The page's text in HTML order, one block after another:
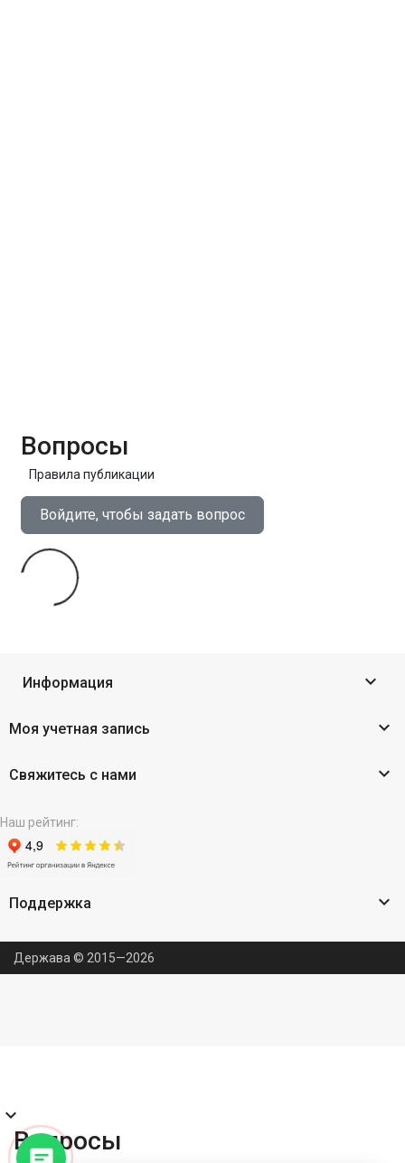
Вопросы
Правила публикации
Войдите, чтобы задать вопрос
Информация 
Моя учетная запись 
Свяжитесь с нами 
Наш рейтинг:
Поддержка 
Держава © 2015—2026
expand_more
Вопросы